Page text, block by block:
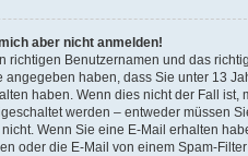
aber nicht anmelden!
richtigen Benutzernamen und das
angegeben haben, dass Sie unter 13
haben. Wenn dies nicht der Fall
werden – entweder müssen
Wenn Sie eine E-Mail erhalten
oder die E-Mail von einem Spam-